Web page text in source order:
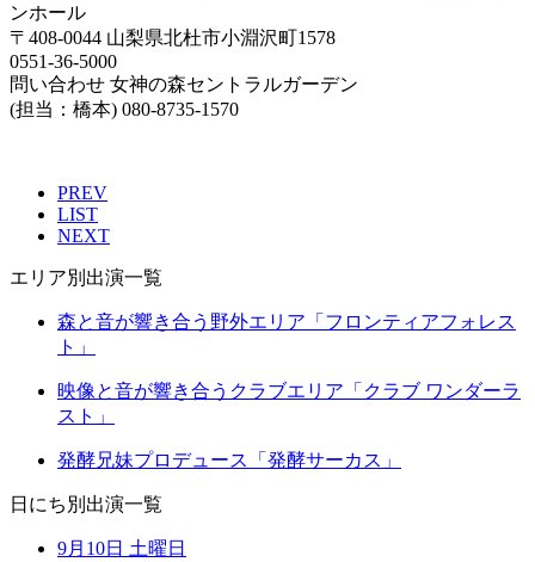
ンホール
〒408-0044 山梨県北杜市小淵沢町1578
0551-36-5000
問い合わせ 女神の森セントラルガーデン
(担当：橋本) 080-8735-1570
PREV
LIST
NEXT
エリア別出演一覧
森と音が響き合う野外エリア 「フロンティアフォレス
ト」
映像と音が響き合うクラブエリア 「クラブ ワンダーラ
スト」
発酵兄妹プロデュース 「発酵サーカス」
日にち別出演一覧
9月10日 土曜日